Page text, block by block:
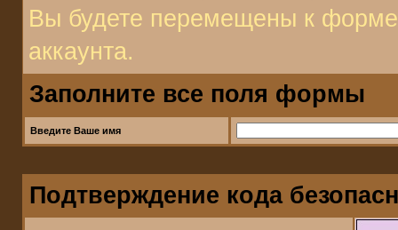
Вы будете перемещены к
аккаунта.
Заполните все поля формы
Введите Ваше имя
Подтверждение кода